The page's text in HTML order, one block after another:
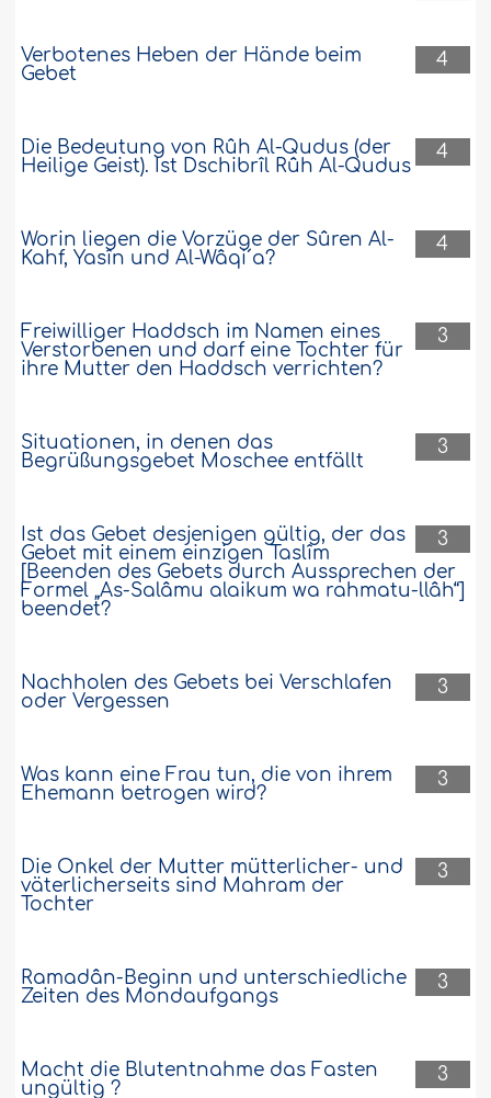
4
Verbotenes Heben der Hände beim
Gebet
4
Die Bedeutung von Rûh Al-Qudus (der
Heilige Geist). Ist Dschibrîl Rûh Al-Qudus
4
Worin liegen die Vorzüge der Sûren Al-
Kahf, Yasîn und Al-Wâqi´a?
3
Freiwilliger Haddsch im Namen eines
Verstorbenen und darf eine Tochter für
ihre Mutter den Haddsch verrichten?
3
Situationen, in denen das
Begrüßungsgebet Moschee entfällt
3
Ist das Gebet desjenigen gültig, der das
Gebet mit einem einzigen Taslîm
[Beenden des Gebets durch Aussprechen der
Formel „As-Salâmu alaikum wa rahmatu-llâh“]
beendet?
3
Nachholen des Gebets bei Verschlafen
oder Vergessen
3
Was kann eine Frau tun, die von ihrem
Ehemann betrogen wird?
3
Die Onkel der Mutter mütterlicher- und
väterlicherseits sind Mahram der
Tochter
3
Ramadân-Beginn und unterschiedliche
Zeiten des Mondaufgangs
3
Macht die Blutentnahme das Fasten
ungültig ?